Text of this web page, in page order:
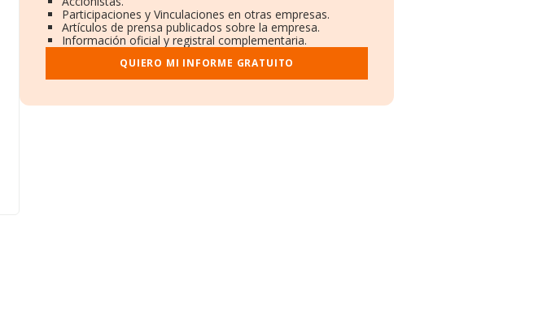
Participaciones y Vinculaciones en otras empresas.
Artículos de prensa publicados sobre la empresa.
Información oficial y registral complementaria.
QUIERO MI INFORME GRATUITO